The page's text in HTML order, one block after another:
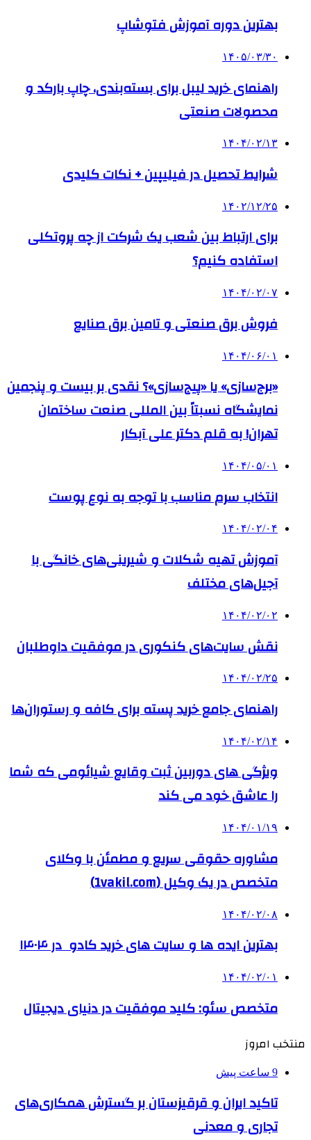
بهترین دوره آموزش فتوشاپ
۱۴۰۵/۰۳/۳۰
راهنمای خرید لیبل برای بسته‌بندی، چاپ بارکد و
محصولات صنعتی
۱۴۰۴/۰۲/۱۳
شرایط تحصیل در فیلیپین + نکات کلیدی
۱۴۰۲/۱۲/۲۵
برای ارتباط بین شعب یک شرکت از چه پروتکلی
استفاده کنیم؟
۱۴۰۴/۰۲/۰۷
فروش برق صنعتی و تامین برق صنایع
۱۴۰۴/۰۶/۰۱
«برج‌سازی» یا «پیج‌سازی»؟ نقدی بر بیست و پنجمین
نمایشگاه نسبتاً بین المللی صنعت ساختمان
تهران! به قلم دکتر علی آبکار
۱۴۰۴/۰۵/۰۱
انتخاب سرم مناسب با توجه به نوع پوست
۱۴۰۴/۰۲/۰۴
آموزش تهیه شکلات و شیرینی‌های خانگی با
آجیل‌های مختلف
۱۴۰۴/۰۲/۰۲
نقش سایت‌های کنکوری در موفقیت داوطلبان
۱۴۰۴/۰۲/۲۵
راهنمای جامع خرید پسته برای کافه و رستوران‌ها
۱۴۰۴/۰۲/۱۴
ویژگی های دوربین ثبت وقایع شیائومی که شما
را عاشق خود می کند
۱۴۰۴/۰۱/۱۹
مشاوره حقوقی سریع و مطمئن با وکلای
متخصص در یک وکیل (1vakil.com)
۱۴۰۴/۰۲/۰۸
بهترین ایده ها و سایت های خرید کادو در ۱۴۰۴
۱۴۰۴/۰۲/۰۱
متخصص سئو: کلید موفقیت در دنیای دیجیتال
منتخب امروز
9 ساعت پیش
تاکید ایران و قرقیزستان بر گسترش همکاری‌های
تجاری و معدنی